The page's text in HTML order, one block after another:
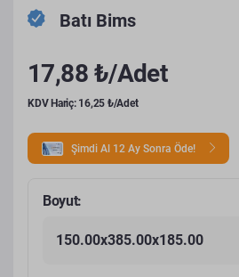
Batı Bims
17,88 ₺/Adet
KDV Hariç: 16,25 ₺/Adet
Şimdi Al 12 Ay Sonra Öde!
Boyut:
150.00x385.00x185.00